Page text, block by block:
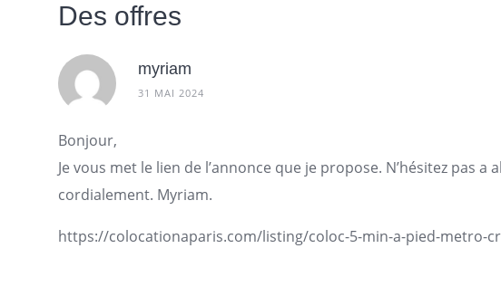
Des offres
myriam
31 MAI 2024
Bonjour,
Je vous met le lien de l’annonce que je propose. N’hésitez pas
cordialement. Myriam.
https://colocationaparis.com/listing/coloc-5-min-a-pied-metro-